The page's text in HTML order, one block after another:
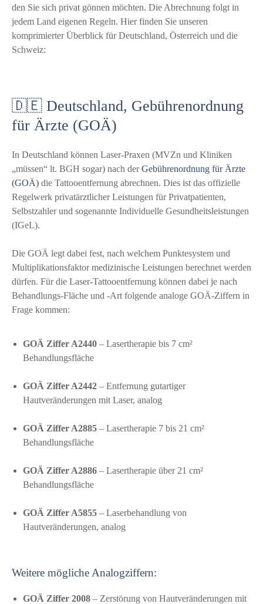
den Sie sich privat gönnen möchten. Die Abrechnung folgt in
jedem Land eigenen Regeln. Hier finden Sie unseren
komprimierter Überblick für Deutschland, Österreich und die
Schweiz:
🇩🇪 Deutschland, Gebührenordnung
für Ärzte (GOÄ)
In Deutschland können Laser-Praxen (MVZn und Kliniken
„müssen“ lt. BGH sogar) nach derGebührenordnung für Ärzte
(GOÄ) die Tattooentfernung abrechnen. Dies ist das offizielle
Regelwerk privatärztlicher Leistungen für Privatpatienten,
Selbstzahler und sogenannte Individuelle Gesundheitsleistungen
(IGeL).
Die GOÄ legt dabei fest, nach welchem Punktesystem und
Multiplikationsfaktor medizinische Leistungen berechnet werden
dürfen. Für die Laser-Tattooentfernung können dabei je nach
Behandlungs-Fläche und -Art folgende analoge GOÄ-Ziffern in
Frage kommen:
GOÄ Ziffer A2440 – Lasertherapie bis 7 cm²
Behandlungsfläche
GOÄ Ziffer A2442 – Entfernung gutartiger
Hautveränderungen mit Laser, analog
GOÄ Ziffer A2885 – Lasertherapie 7 bis 21 cm²
Behandlungsfläche
GOÄ Ziffer A2886 – Lasertherapie über 21 cm²
Behandlungsfläche
GOÄ Ziffer A5855 – Laserbehandlung von
Hautveränderungen, analog
Weitere mögliche Analogziffern:
GOÄ Ziffer 2008 – Zerstörung von Hautveränderungen mit